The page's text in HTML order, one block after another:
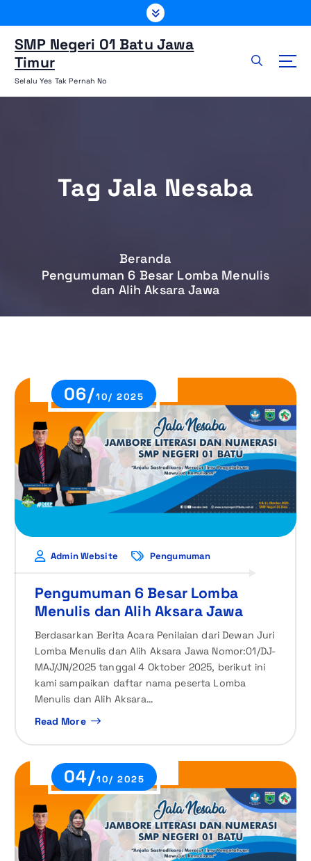
e
SMP Negeri 01 Batu Jawa
Timur
Selalu Yes Tak Pernah No
Tag Jala Nesaba
Beranda
Pengumuman 6 Besar Lomba Menulis
dan Alih Aksara Jawa
06/10/ 2025
Admin Website Pengumuman
Pengumuman 6 Besar Lomba
Menulis dan Alih Aksara Jawa
Berdasarkan Berita Acara Penilaian dari Dewan Juri
Lomba Menulis dan Alih Aksara Jawa Nomor:01/DJ-
MAJ/JN/2025 tanggal 4 Oktober 2025, berikut ini
kami sampaikan daftar nama peserta Lomba
Menulis dan Alih Aksara…
Read More
04/10/ 2025